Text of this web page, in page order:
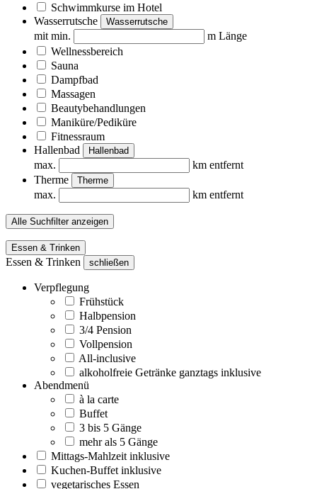
Schwimmkurse im Hotel
Wasserrutsche
Wasserrutsche
mit min.
m Länge
Wellnessbereich
Sauna
Dampfbad
Massagen
Beautybehandlungen
Maniküre/Pediküre
Fitnessraum
Hallenbad
Hallenbad
max.
km entfernt
Therme
Therme
max. km entfernt
Alle Suchfilter anzeigen
Essen & Trinken
Essen & Trinken schließen
Verpflegung
Frühstück
Halbpension
3/4 Pension
Vollpension
All-inclusive
alkoholfreie Getränke ganztags inklusive
Abendmenü
à la carte
Buffet
3 bis 5 Gänge
mehr als 5 Gänge
Mittags-Mahlzeit inklusive
Kuchen-Buffet inklusive
vegetarisches Essen